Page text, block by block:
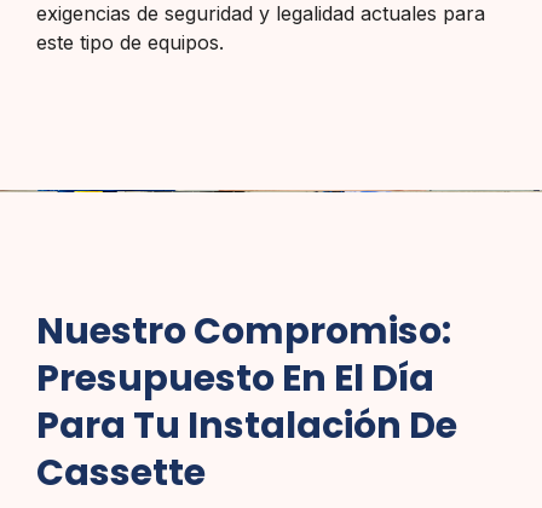
exigencias de seguridad y legalidad actuales para
este tipo de equipos.
Nuestro Compromiso:
Presupuesto En El Día
Para Tu Instalación De
Cassette